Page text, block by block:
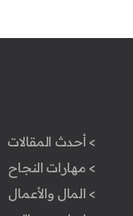
> أحدث المقالات
> مهارات النجاح
> المال والأعمال